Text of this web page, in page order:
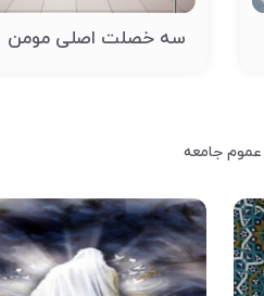
سه خصلت اصلی مومن
جامعه